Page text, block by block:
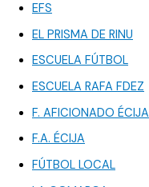
EFS
EL PRISMA DE RINU
ESCUELA FÚTBOL
ESCUELA RAFA FDEZ
F. AFICIONADO ÉCIJA
F.A. ÉCIJA
FÚTBOL LOCAL